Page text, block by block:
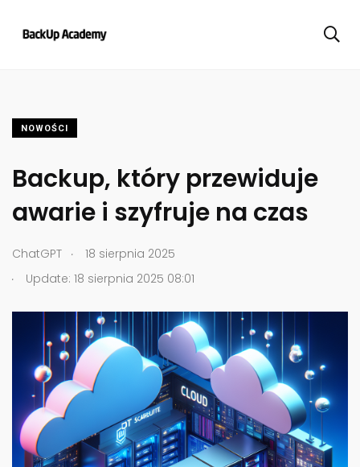
NOWOŚCI
Backup, który przewiduje
awarie i szyfruje na czas
ChatGPT .
18 sierpnia 2025
.
Update: 18 sierpnia 2025 08:01